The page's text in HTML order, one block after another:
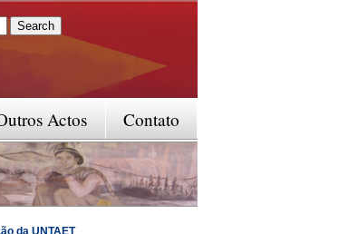
Contato
Actos
da UNTAET